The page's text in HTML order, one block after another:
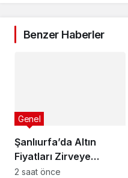
Benzer Haberler
Şanlıurfa’da Altın
Fiyatları Zirveye
Koşuyor
Genel
2 saat önce